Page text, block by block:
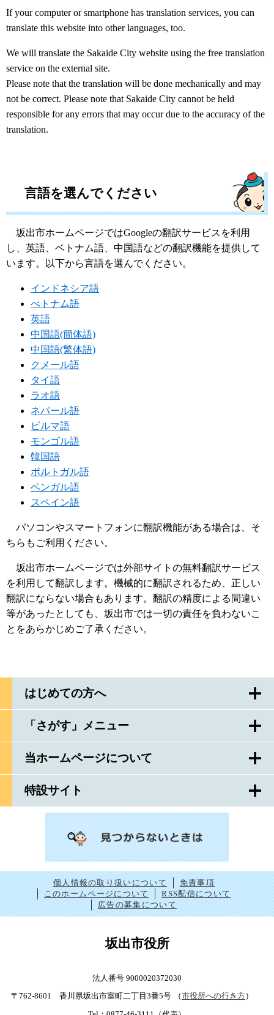
はじめての方へ
「さがす」メニュー
当ホームページについて
特設サイト
If your computer or smartphone has translation services, you can
translate this website into other languages, too.
We will translate the Sakaide City website using the free translation
service on the external site.
Please note that the translation will be done mechanically and may
not be correct. Please note that Sakaide City cannot be held
responsible for any errors that may occur due to the accuracy of the
translation.
言語を選んでください
坂出市ホームページではGoogleの翻訳サービスを利用
し、英語、ベトナム語、中国語などの翻訳機能を提供して
います。以下から言語を選んでください。
インドネシア語
べトナム語
英語
中国語(簡体語)
中国語(繁体語)
クメール語
タイ語
ラオ語
ネパール語
ビルマ語
モンゴル語
韓国語
ポルトガル語
ベンガル語
スペイン語
パソコンやスマートフォンに翻訳機能がある場合は、そ
ちらもご利用ください。
坂出市ホームページでは外部サイトの無料翻訳サービス
を利用して翻訳します。機械的に翻訳されるため、正しい
翻訳にならない場合もあります。翻訳の精度による間違い
等があったとしても、坂出市では一切の責任を負わないこ
とをあらかじめご了承ください。
個人情報の取り扱いについて
免責事項
このホームページについて
RSS配信について
広告の募集について
坂出市役所
法人番号 9000020372030
〒762-8601 香川県坂出市室町二丁目3番5号
（市役所への行き方）